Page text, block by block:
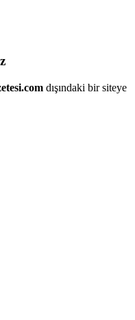
dışındaki bir siteye